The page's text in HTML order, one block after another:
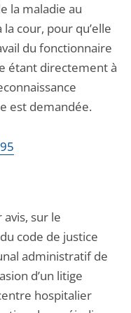
la maladie au
cour, pour qu’elle
du fonctionnaire
étant directement à
est demandée.
avis, sur le
code de justice
administratif de
d’un litige
hospitalier